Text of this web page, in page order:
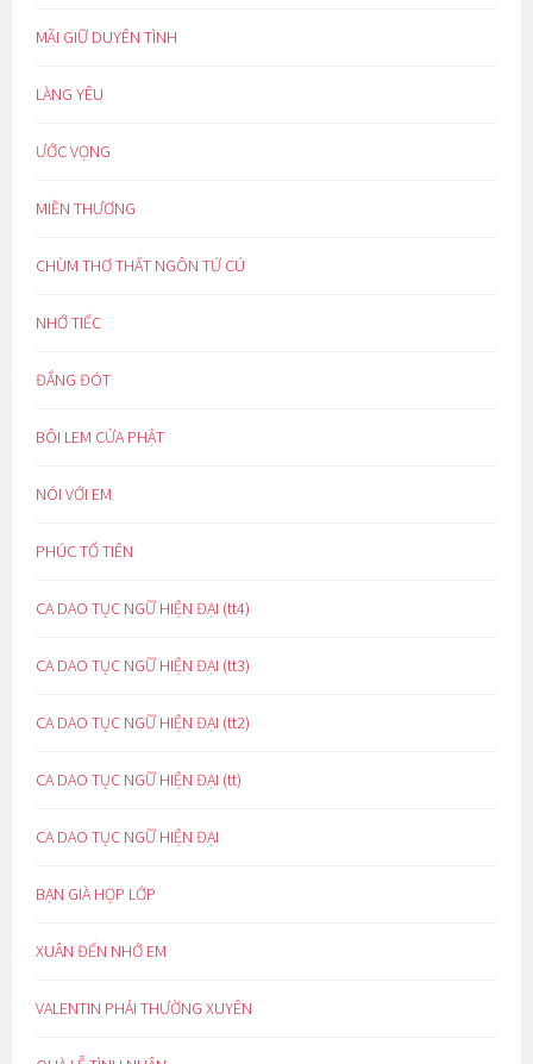
MÃI GIỮ DUYÊN TÌNH
LÀNG YÊU
ƯỚC VỌNG
MIỀN THƯƠNG
CHÙM THƠ THẤT NGÔN TỨ CÚ
NHỚ TIẾC
ĐẮNG ĐÓT
BÔI LEM CỬA PHẬT
NÓI VỚI EM
PHÚC TỔ TIÊN
CA DAO TỤC NGỮ HIỆN ĐẠI (tt4)
CA DAO TỤC NGỮ HIỆN ĐẠI (tt3)
CA DAO TỤC NGỮ HIỆN ĐẠI (tt2)
CA DAO TỤC NGỮ HIỆN ĐẠI (tt)
CA DAO TỤC NGỮ HIỆN ĐẠI
BẠN GIÀ HỌP LỚP
XUÂN ĐẾN NHỚ EM
VALENTIN PHẢI THƯỜNG XUYÊN